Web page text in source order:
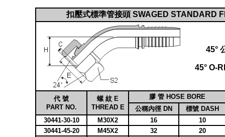
扣壓式標準管接頭 SWAGED STANDARD
45°
45° O-
代 號
PART NO.
螺 紋 E
THREAD E
膠 管 HOSE BORE
公稱內徑 DN
標號 DASH
30441-30-10
M30X2 16
10
30441-45-20
M45X2 32
20